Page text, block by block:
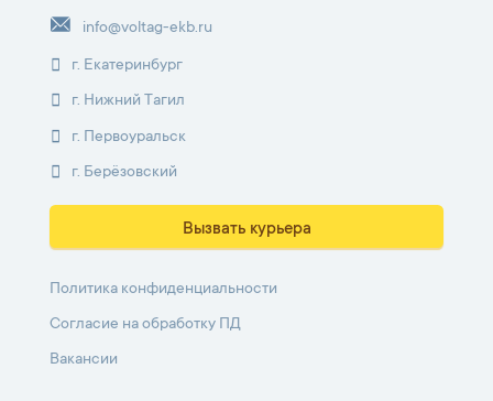
info@voltag-ekb.ru
г. Екатеринбург
г. Нижний Тагил
г. Первоуральск
г. Берёзовский
Вызвать курьера
Политика конфиденциальности
Согласие на обработку ПД
Вакансии